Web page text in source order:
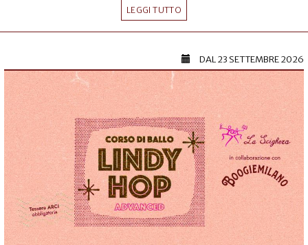
LEGGI TUTTO
DAL23 SETTEMBRE 2026